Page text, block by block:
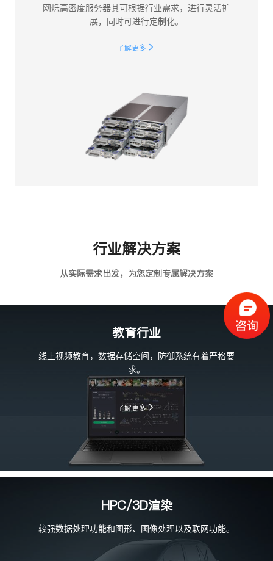
网烁高密度服务器其可根据行业需求，进行灵活扩
展，同时可进行定制化。
了解更多
行业解决方案
从实际需求出发，为您定制专属解决方案
教育行业
线上视频教育，数据存储空间，防御系统有着严格要
求。
了解更多
HPC/3D渲染
较强数据处理功能和图形、图像处理以及联网功能。